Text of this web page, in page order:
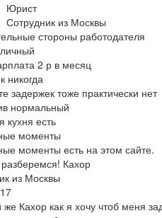
Юрист
Сотрудник из Москвы
стороны работодателя
2 р в месяц
никогда
задержек тоже практически нет
нормальный
кухня есть
моменты
моменты есть на этом сайте.
Кахор
из Москвы
же Кахор как я хочу чтоб меня